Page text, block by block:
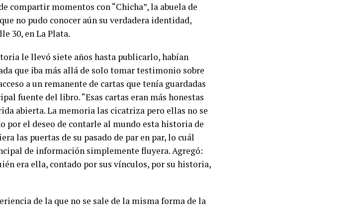
compartir momentos con “Chicha”, la abuela de
no pudo conocer aún su verdadera identidad,
30, en La Plata.
le llevó siete años hasta publicarlo, habían
que iba más allá de solo tomar testimonio sobre
a un remanente de cartas que tenía guardadas
fuente del libro. “Esas cartas eran más honestas
abierta. La memoria las cicatriza pero ellas no se
por el deseo de contarle al mundo esta historia de
las puertas de su pasado de par en par, lo cuál
de información simplemente fluyera. Agregó:
era ella, contado por sus vínculos, por su historia,
de la que no se sale de la misma forma de la